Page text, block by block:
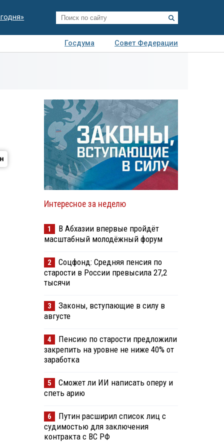
Госдума
Совет Федерации
Интересное за неделю
1
В Абхазии впервые пройдёт
масштабный молодёжный форум
2
Соцфонд: Средняя пенсия по
старости в России превысила 27,2
тысячи
3
Законы, вступающие в силу в
августе
4
Пенсию по старости предложили
закрепить на уровне не ниже 40% от
заработка
5
Сможет ли ИИ написать оперу и
спеть арию
6
Путин расширил список лиц с
судимостью для заключения
контракта с ВС РФ